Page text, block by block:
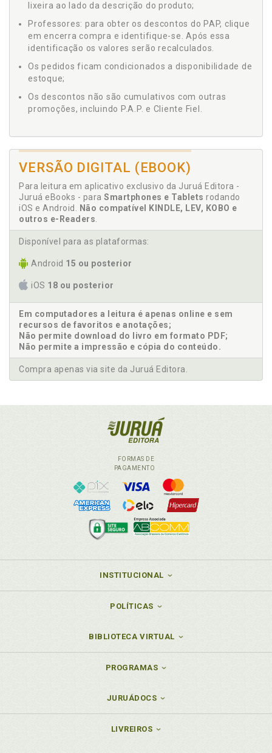
lixeira ao lado da descrição do produto;
Professores: para obter os descontos do PAP, clique
em encerra compra e identifique-se. Após essa
identificação os valores serão recalculados.
Os pedidos ficam condicionados a disponibilidade de
estoque;
Os descontos não são cumulativos com outras
promoções, incluindo P.A.P. e Cliente Fiel.
VERSÃO DIGITAL (EBOOK)
Para leitura em aplicativo exclusivo da Juruá Editora -
Juruá eBooks - para Smartphones e Tablets rodando
iOS e Android.
Não compatível KINDLE, LEV, KOBO e
outros e-Readers
Disponível para as plataformas:
Android 15 ou posterior
iOS 18 ou posterior
Em computadores a leitura é apenas online e sem
recursos de favoritos e anotações;
Não permite download do livro em formato PDF;
Não permite a impressão e cópia do conteúdo.
Compra apenas via site da Juruá Editora.
FORMAS DE
PAGAMENTO
INSTITUCIONAL
POLÍTICAS
BIBLIOTECA VIRTUAL
PROGRAMAS
JURUÁDOCS
LIVREIROS